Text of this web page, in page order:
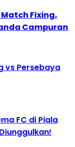
Fixing,
Campuran
vs Persebaya
FC di Piala